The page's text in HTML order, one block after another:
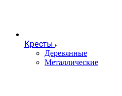
Кресты
Деревянные
Металлические